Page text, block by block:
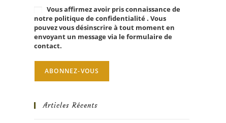
Vous affirmez avoir pris connaissance de
notre politique de confidentialité . Vous
pouvez vous désinscrire à tout moment en
envoyant un message via le formulaire de
contact.
Articles Récents